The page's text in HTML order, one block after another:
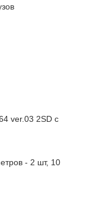
ver.03 2SD с
- 2 шт, 10